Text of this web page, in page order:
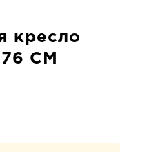
кресло
CM